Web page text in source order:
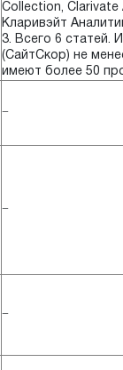
Collection,
Кларивэйт
3. Всего 6 статей.
(СайтСкор) не
имеют более 50
−
−
−